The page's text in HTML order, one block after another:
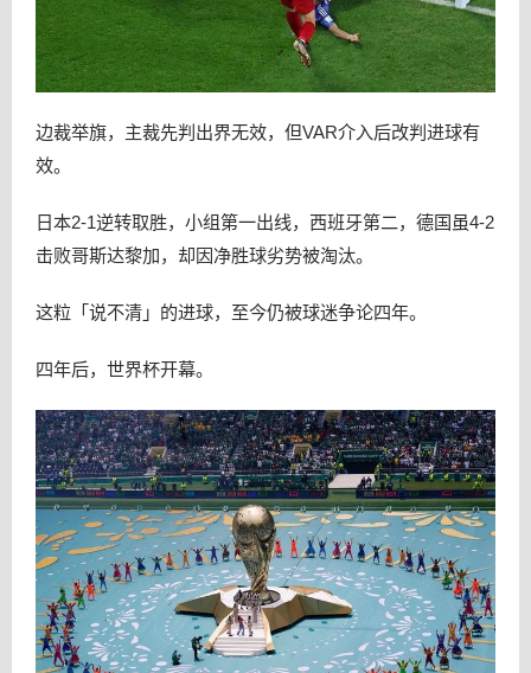
边裁举旗，主裁先判出界无效，但VAR介入后改判进球有
效。
日本2-1逆转取胜，小组第一出线，西班牙第二，德国虽4-2
击败哥斯达黎加，却因净胜球劣势被淘汰。
这粒「说不清」的进球，至今仍被球迷争论四年。
四年后，世界杯开幕。